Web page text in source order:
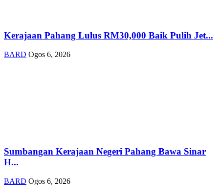
Kerajaan Pahang Lulus RM30,000 Baik Pulih Jet...
BARD Ogos 6, 2026
Sumbangan Kerajaan Negeri Pahang Bawa Sinar
H...
BARD Ogos 6, 2026